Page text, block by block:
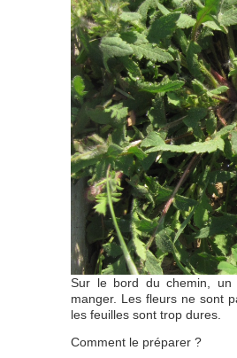
Sur le bord du chemin,
manger. Les fleurs ne sont
les feuilles sont trop dures.
Comment le préparer ?